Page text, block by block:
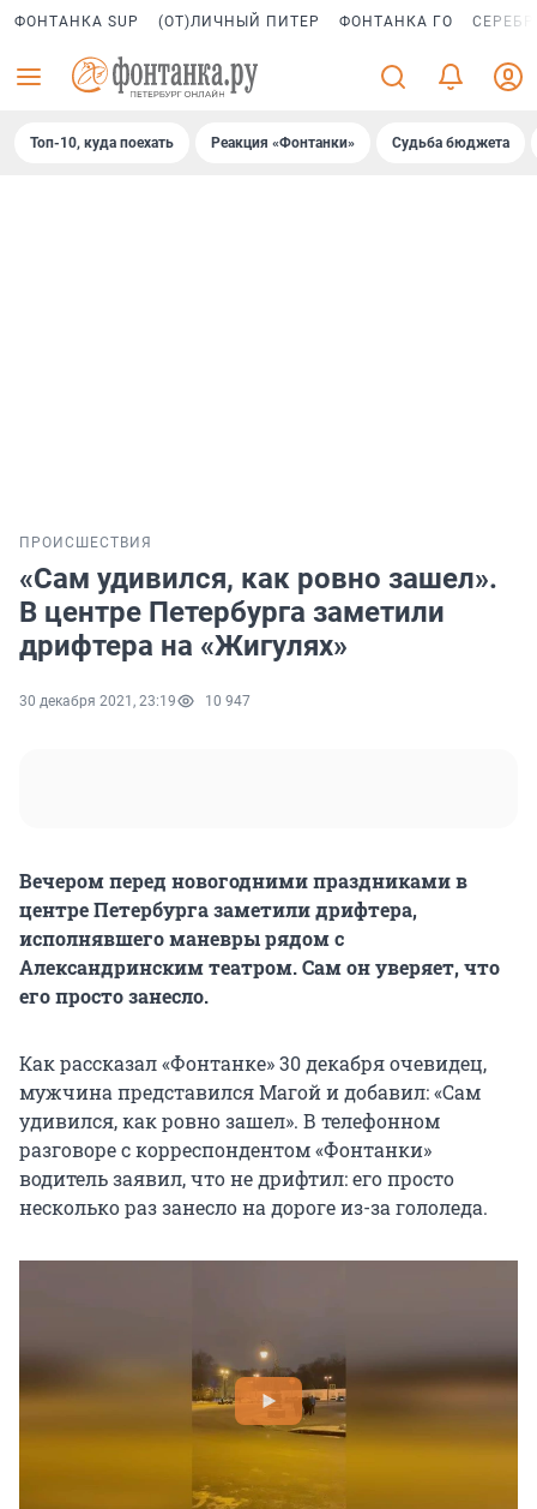
ФОНТАНКА SUP (ОТ)ЛИЧНЫЙ ПИТЕР ФОНТАНКА ГО
Топ-10, куда поехать Реакция «Фонтанки» Судьба бюджета
ПРОИСШЕСТВИЯ
«Сам удивился, как ровно зашел».
В центре Петербурга заметили
дрифтера на «Жигулях»
30 декабря 2021, 23:19 10 947
Вечером перед новогодними праздниками в
центре Петербурга заметили дрифтера,
исполнявшего маневры рядом с
Александринским театром. Сам он уверяет, что
его просто занесло.
Как рассказал «Фонтанке» 30 декабря очевидец,
мужчина представился Магой и добавил: «Сам
удивился, как ровно зашел». В телефонном
разговоре с корреспондентом «Фонтанки»
водитель заявил, что не дрифтил: его просто
несколько раз занесло на дороге из-за гололеда.